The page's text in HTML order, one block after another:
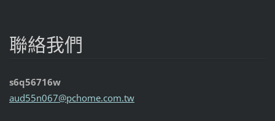
聯絡我們
s6q56716w
aud55n067@pchome.com.tw